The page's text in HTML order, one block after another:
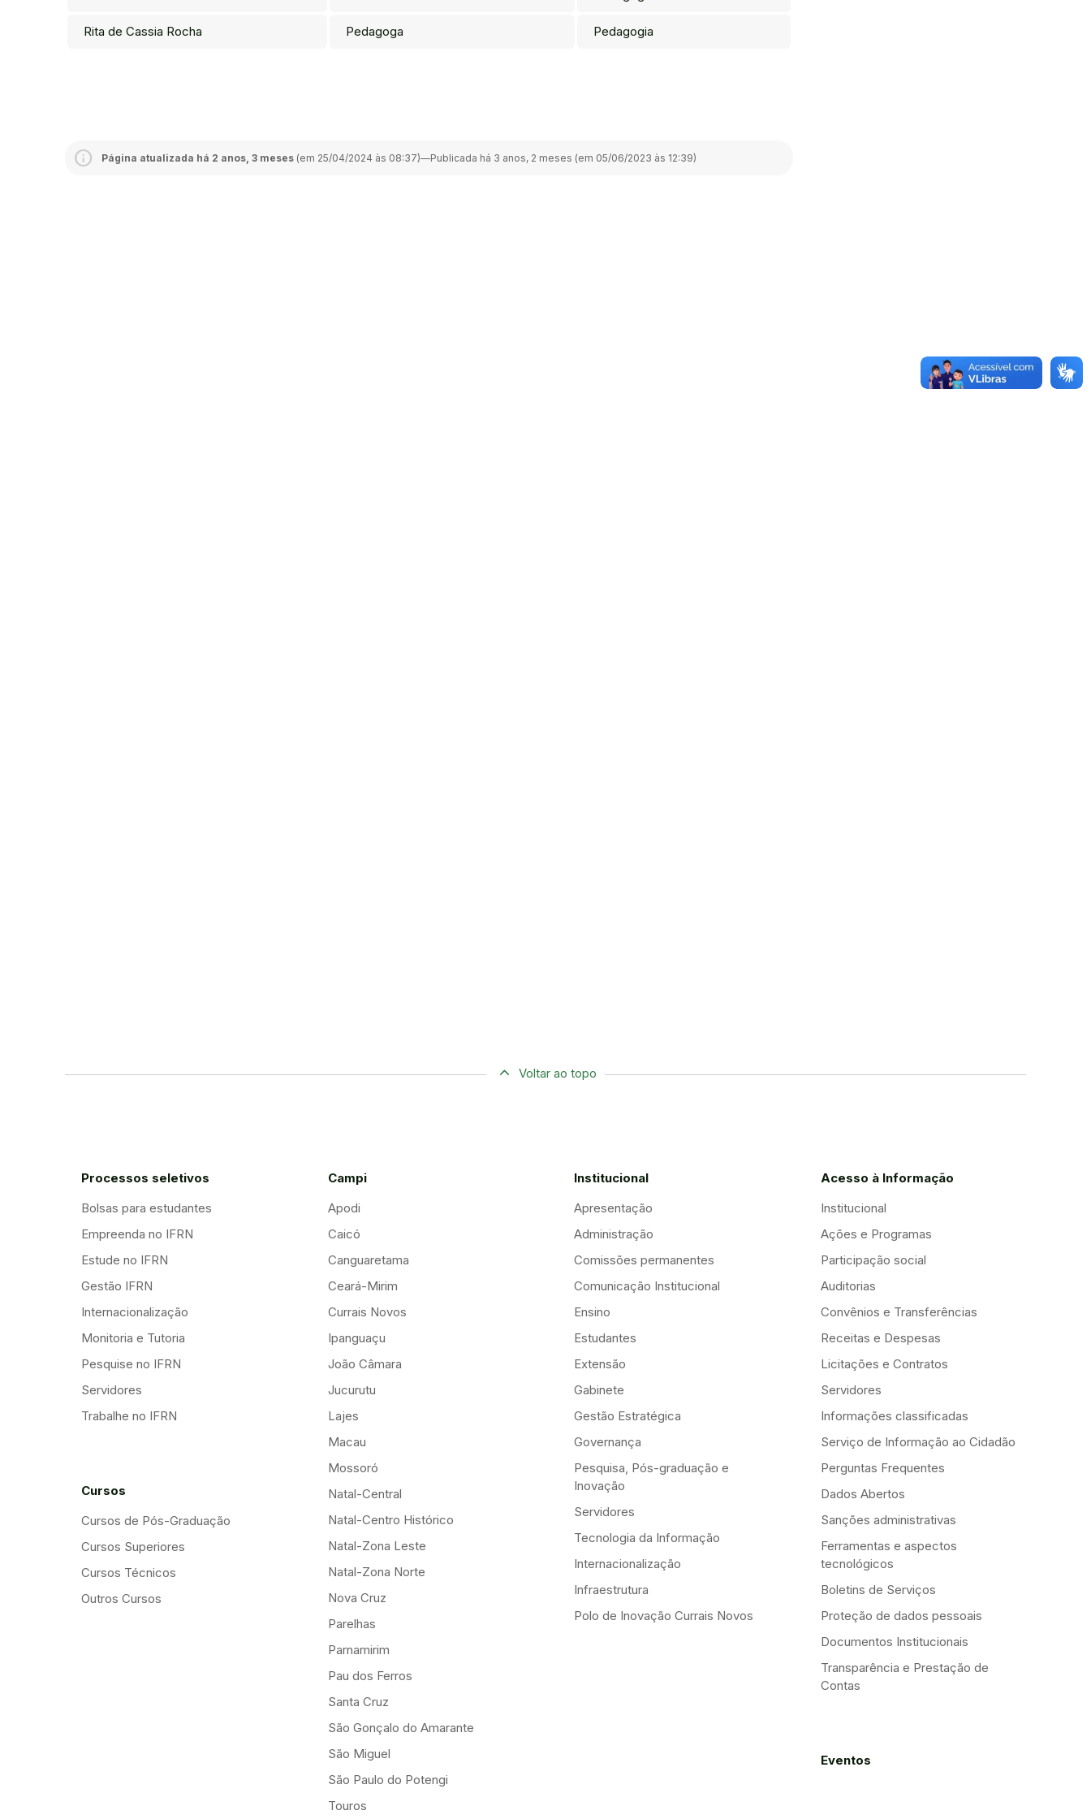
Rita de Cassia Rocha Pedagoga Pedagogia
Página atualizada há 2 anos, 3 meses (em 25/04/2024 às 08:37)—Publicada há 3 anos, 2 meses (em 05/06/2023 às 12:39)
Voltar ao topo
Processos seletivos
Bolsas para estudantes
Empreenda no IFRN
Estude no IFRN
Gestão IFRN
Internacionalização
Monitoria e Tutoria
Pesquise no IFRN
Servidores
Trabalhe no IFRN
Cursos
Cursos de Pós-Graduação
Cursos Superiores
Cursos Técnicos
Outros Cursos
Campi
Apodi
Caicó
Canguaretama
Ceará-Mirim
Currais Novos
Ipanguaçu
João Câmara
Jucurutu
Lajes
Macau
Mossoró
Natal-Central
Natal-Centro Histórico
Natal-Zona Leste
Natal-Zona Norte
Nova Cruz
Parelhas
Parnamirim
Pau dos Ferros
Santa Cruz
São Gonçalo do Amarante
São Miguel
São Paulo do Potengi
Touros
Institucional
Apresentação
Administração
Comissões permanentes
Comunicação Institucional
Ensino
Estudantes
Extensão
Gabinete
Gestão Estratégica
Governança
Pesquisa, Pós-graduação e
Inovação
Servidores
Tecnologia da Informação
Internacionalização
Infraestrutura
Polo de Inovação Currais Novos
Acesso à Informação
Institucional
Ações e Programas
Participação social
Auditorias
Convênios e Transferências
Receitas e Despesas
Licitações e Contratos
Servidores
Informações classificadas
Serviço de Informação ao Cidadão
Perguntas Frequentes
Dados Abertos
Sanções administrativas
Ferramentas e aspectos
tecnológicos
Boletins de Serviços
Proteção de dados pessoais
Documentos Institucionais
Transparência e Prestação de
Contas
Eventos